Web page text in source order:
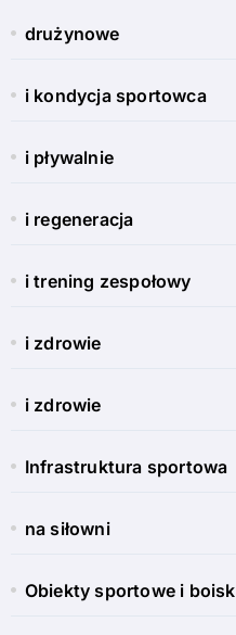
drużynowe
i kondycja sportowca
i pływalnie
i regeneracja
i trening zespołowy
i zdrowie
i zdrowie
Infrastruktura sportowa
na siłowni
Obiekty sportowe i